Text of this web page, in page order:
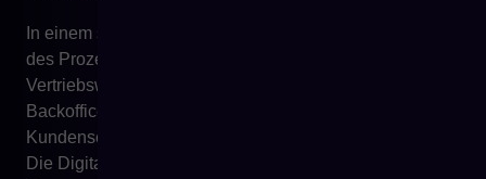
In einem solchen Modell ordnet ERP die letzte Etappe
des Prozesses, automatisiert aber nicht den gesamten
Vertriebsweg. Das Unternehmen kann ein digitales
Backoffice-System haben, aber ein analoges
Kundenservicemodell. Der Unterschied ist grundlegend.
Die Digitalisierung eines ausgewählten internen